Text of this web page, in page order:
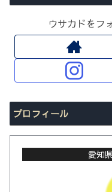
ウサカドをフ
プロフィール
愛知